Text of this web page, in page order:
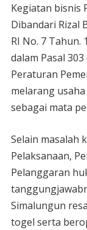
Kegiatan bisnis
Dibandari Rizal
RI No. 7
dalam Pasal
Peraturan
melarang
sebagai mata
Selain masalah
Pelaksanaan,
Pelanggaran
Simalungun
togel serta